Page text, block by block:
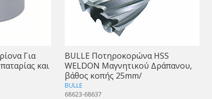
Για
και
BULLE Ποτηροκορώνα HSS
WELDON Μαγνητικού Δράπανου,
βάθος κοπής 25mm/
BULLE
68623-68637